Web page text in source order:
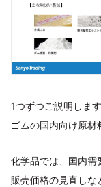
1つずつご説明しま
ゴムの国内向け原材
化学品では、国内需
販売価格の見直しな